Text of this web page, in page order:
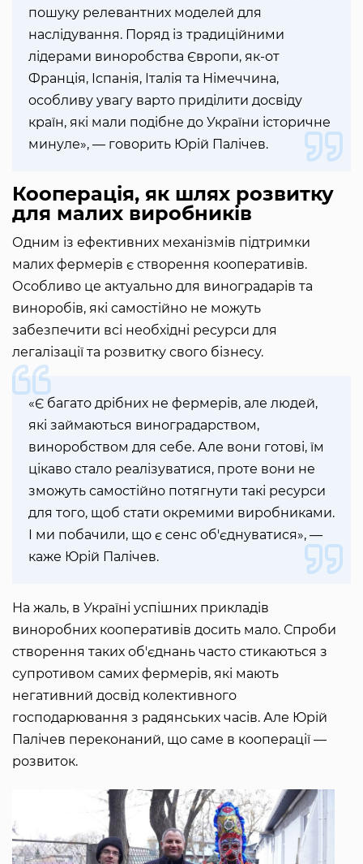
пошуку релевантних моделей для
наслідування. Поряд із традиційними
лідерами виноробства Європи, як-от
Франція, Іспанія, Італія та Німеччина,
особливу увагу варто приділити досвіду
країн, які мали подібне до України історичне
минуле», — говорить Юрій Палічев.
Кооперація, як шлях розвитку
для малих виробників
Одним із ефективних механізмів підтримки
малих фермерів є створення кооперативів.
Особливо це актуально для виноградарів та
виноробів, які самостійно не можуть
забезпечити всі необхідні ресурси для
легалізації та розвитку свого бізнесу.
«Є багато дрібних не фермерів, але людей,
які займаються виноградарством,
виноробством для себе. Але вони готові, їм
цікаво стало реалізуватися, проте вони не
зможуть самостійно потягнути такі ресурси
для того, щоб стати окремими виробниками.
І ми побачили, що є сенс об'єднуватися», —
каже Юрій Палічев.
На жаль, в Україні успішних прикладів
виноробних кооперативів досить мало. Спроби
створення таких об'єднань часто стикаються з
супротивом самих фермерів, які мають
негативний досвід колективного
господарювання з радянських часів. Але Юрій
Палічев переконаний, що саме в кооперації —
розвиток.